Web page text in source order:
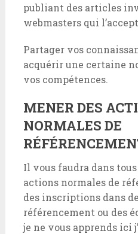
publiant des articles
webmasters qui
Partager vos
acquérir une certaine
vos compétences.
MENER DES
NORMALES DE
Il vous faudra dans
actions normales de
des inscriptions dans
référencement ou des
je ne vous apprends ici